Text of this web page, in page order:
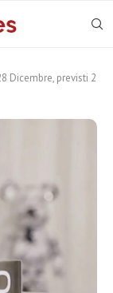
Dicembre, previsti 2